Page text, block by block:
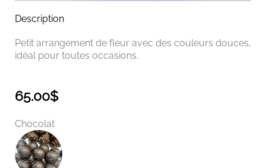
Description
Petit arrangement de fleur avec des couleurs douces,
idéal pour toutes occasions.
65.00$
Chocolat
quantité
de
Arrangement
tendresse